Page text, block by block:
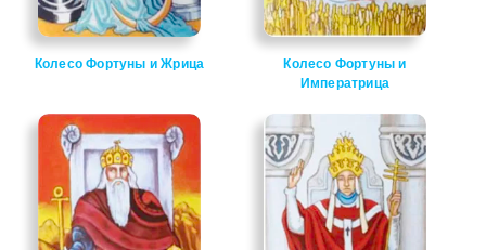
Колесо Фортуны и Жрица
Колесо Фортуны и
Императрица